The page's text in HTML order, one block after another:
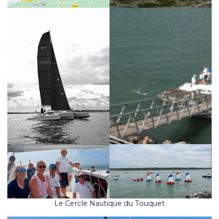
Le Cercle Nautique du Touquet